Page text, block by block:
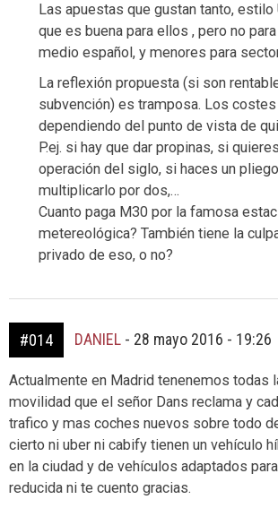
Las apuestas que gustan tanto, estilo
que es buena para ellos , pero no
medio español, y menores para
La reflexión propuesta (si son
subvención) es tramposa. Los
dependiendo del punto de vista de
P.ej. si hay que dar propinas, si
operación del siglo, si haces un
multiplicarlo por dos,…
Cuanto paga M30 por la famosa
metereológica? También tiene la
privado de eso, o no?
#014 DANIEL - 28 mayo 2016 - 19:26
Actualmente en Madrid tenenemos todas
movilidad que el señor Dans reclama y
trafico y mas coches nuevos sobre todo
cierto ni uber ni cabify tienen un vehículo
en la ciudad y de vehículos adaptados
reducida ni te cuento gracias.